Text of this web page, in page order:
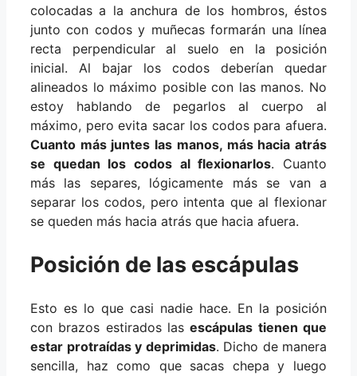
colocadas a la anchura de los hombros, éstos
junto con codos y muñecas formarán una línea
recta perpendicular al suelo en la posición
inicial. Al bajar los codos deberían quedar
alineados lo máximo posible con las manos. No
estoy hablando de pegarlos al cuerpo al
máximo, pero evita sacar los codos para afuera.
Cuanto más juntes las manos, más hacia atrás
se quedan los codos al flexionarlos. Cuanto
más las separes, lógicamente más se van a
separar los codos, pero intenta que al flexionar
se queden más hacia atrás que hacia afuera.
Posición de las escápulas
Esto es lo que casi nadie hace. En la posición
con brazos estirados lasescápulas tienen que
estar protraídas y deprimidas. Dicho de manera
sencilla, haz como que sacas chepa y luego